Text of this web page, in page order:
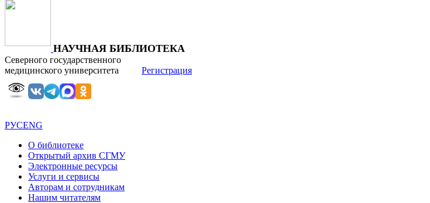
НАУЧНАЯ БИБЛИОТЕКА
Северного государственного
медицинского университета
Регистрация
РУСENG
О библиотеке
Открытый архив СГМУ
Электронные ресурсы
Услуги и сервисы
Авторам и сотрудникам
Нашим читателям